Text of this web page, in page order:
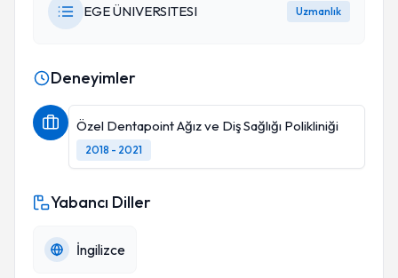
EGE ÜNIVERSITESI Uzmanlık
Deneyimler
Özel Dentapoint Ağız ve Diş Sağlığı Polikliniği
2018 - 2021
Yabancı Diller
İngilizce